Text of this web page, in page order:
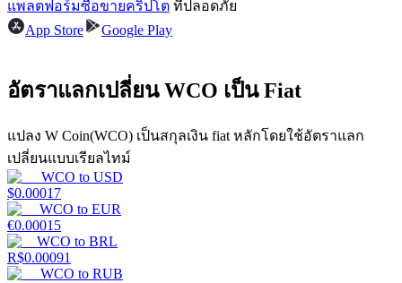
รับรางวัลการแข่งขันทุกวัน
การปักหลัก
ผลตอบแทนสูงและเข้าถึงได้ทันที
แพลตฟอร์มซื้อขายคริปโต ที่ปลอดภัย
App Store
Google Play
อัตราแลกเปลี่ยน WCO เป็น Fiat
แปลง W Coin(WCO) เป็นสกุลเงิน fiat หลักโดยใช้อัตราแลก
เปลี่ยนแบบเรียลไทม์
WCO to USD
$0.00017
WCO to EUR
€0.00015
WCO to BRL
R$0.00091
WCO to RUB